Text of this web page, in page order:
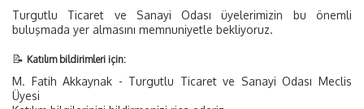
Turgutlu Ticaret ve Sanayi Odası üyelerimizin bu önemli
buluşmada yer almasını memnuniyetle bekliyoruz.
📝 Katılım bildirimleri için:
M. Fatih Akkaynak - Turgutlu Ticaret ve Sanayi Odası Meclis
Üyesi